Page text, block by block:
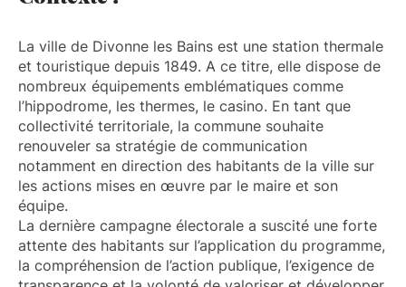
La ville de Divonne les Bains est une station thermale
et touristique depuis 1849. A ce titre, elle dispose de
nombreux équipements emblématiques comme
l’hippodrome, les thermes, le casino. En tant que
collectivité territoriale, la commune souhaite
renouveler sa stratégie de communication
notamment en direction des habitants de la ville sur
les actions mises en œuvre par le maire et son
équipe.
La dernière campagne électorale a suscité une forte
attente des habitants sur l’application du programme,
la compréhension de l’action publique, l’exigence de